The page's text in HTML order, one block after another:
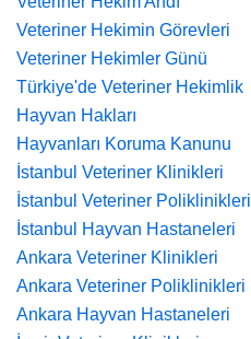
Veteriner Hekimin Görevleri
Veteriner Hekimler Günü
Türkiye'de Veteriner Hekimlik
Hayvan Hakları
Hayvanları Koruma Kanunu
İstanbul Veteriner Klinikleri
İstanbul Veteriner Poliklinikleri
İstanbul Hayvan Hastaneleri
Ankara Veteriner Klinikleri
Ankara Veteriner Poliklinikleri
Ankara Hayvan Hastaneleri